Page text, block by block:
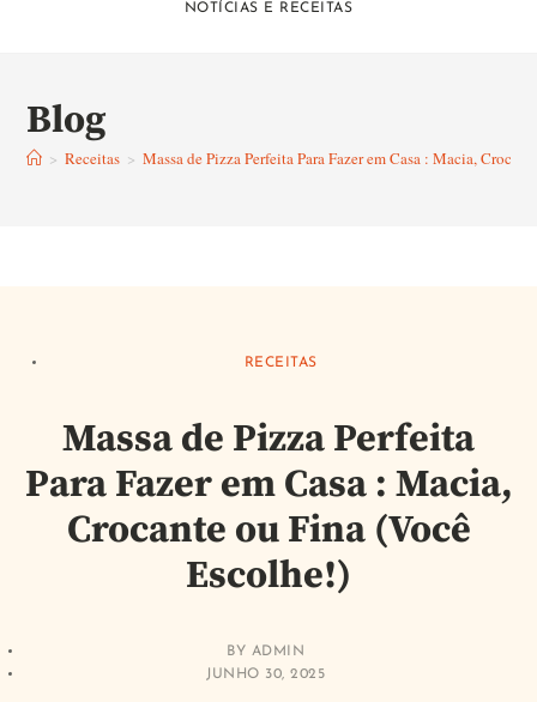
NOTÍCIAS E RECEITAS
Blog
> Receitas > Massa de Pizza Perfeita Para Fazer em Casa : Macia,
RECEITAS
Massa de Pizza Perfeita
Para Fazer em Casa : Macia,
Crocante ou Fina (Você
Escolhe!)
BY ADMIN
JUNHO 30, 2025